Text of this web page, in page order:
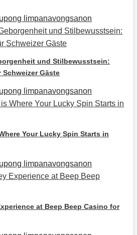
limpanavongsanon
und Stilbewusstsein:
Gäste
limpanavongsanon
Your Lucky Spin Starts in
limpanavongsanon
at Beep Beep Casino for